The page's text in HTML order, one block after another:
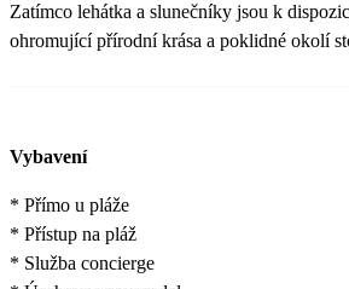
Zatímco lehátka a slunečníky jsou k
ohromující přírodní krása a poklidné okolí
Vybavení
* Přímo u pláže
* Přístup na pláž
* Služba concierge